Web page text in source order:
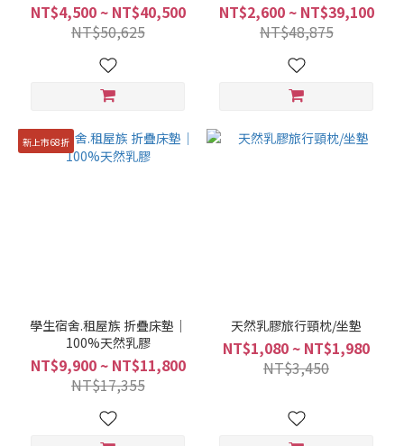
NT$4,500 ~ NT$40,500
NT$50,625
NT$2,600 ~ NT$39,100
NT$48,875
新上市68折
學生宿舍.租屋族 折疊床墊｜
100%天然乳膠
NT$9,900 ~ NT$11,800
NT$17,355
天然乳膠旅行頸枕/坐墊
NT$1,080 ~ NT$1,980
NT$3,450